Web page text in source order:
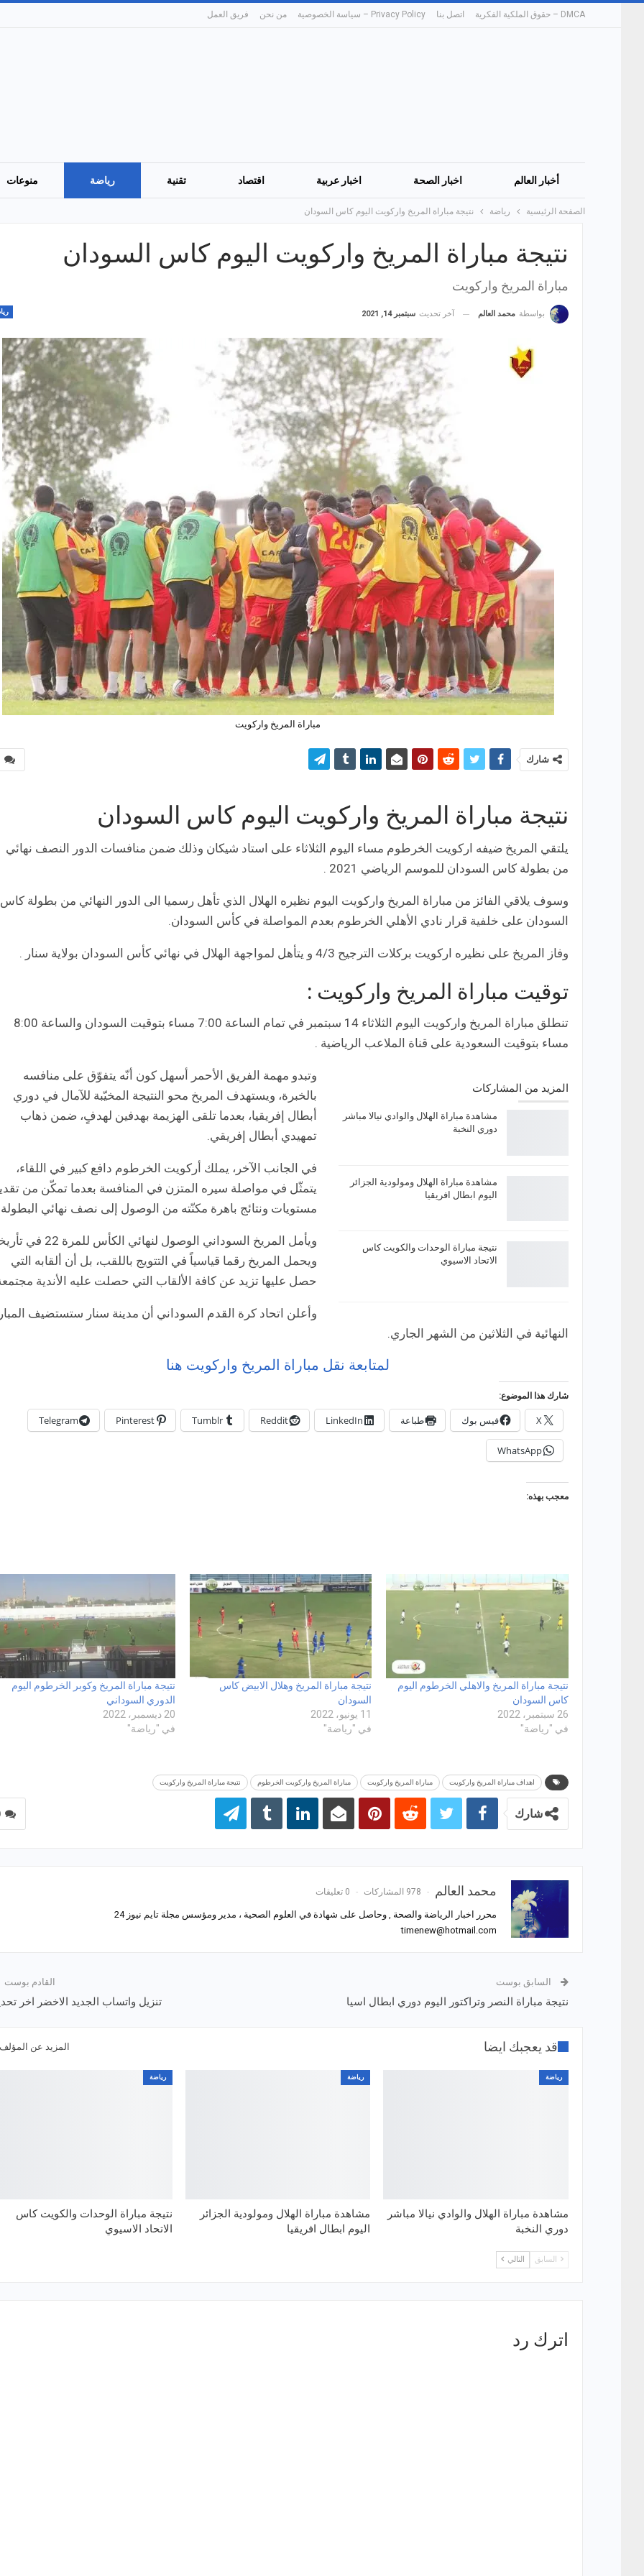
DMCA – حقوق الملكية الفكرية اتصل بنا Privacy Policy – سياسة الخصوصية من نحن فريق العمل
أخبار العالم اخبار الصحة اخبار عربية اقتصاد تقنية رياضة منوعات
الصفحة الرئيسية رياضة نتيجة مباراة المريخ واركويت اليوم كاس السودان
نتيجة مباراة المريخ واركويت اليوم كاس السودان
مباراة المريخ واركويت
بواسطة محمد العالم آخر تحديث سبتمبر 14, 2021
مباراة المريخ واركويت
شارك
نتيجة مباراة المريخ واركويت اليوم كاس السودان
يلتقي المريخ ضيفه اركويت الخرطوم مساء اليوم الثلاثاء على استاد شيكان وذلك ضمن منافسات الدور النصف نهائي
من بطولة كاس السودان للموسم الرياضي 2021 .
وسوف يلاقي الفائز من مباراة المريخ واركويت اليوم نظيره الهلال الذي تأهل رسميا الى الدور النهائي من بطولة كاس
السودان على خلفية قرار نادي الأهلي الخرطوم بعدم المواصلة في كأس السودان.
وفاز المريخ على نظيره اركويت بركلات الترجيح 4/3 و يتأهل لمواجهة الهلال في نهائي كأس السودان بولاية سنار .
توقيت مباراة المريخ واركويت :
تنطلق مباراة المريخ واركويت اليوم الثلاثاء 14 سبتمبر في تمام الساعة 7:00 مساء بتوقيت السودان والساعة 8:00
مساء بتوقيت السعودية على قناة الملاعب الرياضية .
المزيد من المشاركات
مشاهدة مباراة الهلال والوادي نيالا مباشر
دوري النخبة
مشاهدة مباراة الهلال ومولودية الجزائر
اليوم ابطال افريقيا
نتيجة مباراة الوحدات والكويت كاس
الاتحاد الاسيوي
وتبدو مهمة الفريق الأحمر أسهل كون أنّه يتفوّق على منافسه
بالخبرة، ويستهدف المريخ محو النتيجة المخيّبة للآمال في دوري
أبطال إفريقيا، بعدما تلقى الهزيمة بهدفين لهدفٍ، ضمن ذهاب
تمهيدي أبطال إفريقي.
في الجانب الآخر، يملك أركويت الخرطوم دافع كبير في اللقاء،
يتمثّل في مواصلة سيره المتزن في المنافسة بعدما تمكّن من
مستويات ونتائج باهرة مكنّته من الوصول إلى نصف نهائي
ويأمل المريخ السوداني الوصول لنهائي الكأس
ويحمل المريخ رقما قياسياً في التتويج باللقب، بل أن ألقابه التي
حصل عليها تزيد عن كافة الألقاب التي حصلت عليه الأندية
وأعلن اتحاد كرة القدم السوداني أن مدينة سنار ستستضيف
النهائية في الثلاثين من الشهر الجاري.
لمتابعة نقل مباراة المريخ واركويت هنا
شارك هذا الموضوع:
X فيس بوك طباعة LinkedIn
Reddit
Tumblr
Pinterest
Telegram
WhatsApp
معجب بهذه:
نتيجة مباراة المريخ والاهلي الخرطوم اليوم
كاس السودان
26 سبتمبر، 2022
في "رياضة"
نتيجة مباراة المريخ وهلال الابيض كاس
السودان
11 يونيو، 2022
في "رياضة"
نتيجة مباراة المريخ وكوبر الخرطوم اليوم
الدوري السوداني
20 ديسمبر، 2022
في "رياضة"
اهداف مباراة المريخ واركويت مباراة المريخ واركويت مباراة المريخ واركويت الخرطوم نتيجة مباراة المريخ واركويت
شارك
محمد العالم 978 المشاركات 0 تعليقات
محرر اخبار الرياضة والصحة , وحاصل على شهادة في العلوم الصحية ، مدير ومؤسس مجلة تايم نيوز 24
timenew@hotmail.com
السابق بوست
نتيجة مباراة النصر وتراكتور اليوم دوري ابطال اسيا
القادم بوست
تنزيل واتساب الجديد الاخضر اخر
قد يعجبك ايضا المزيد عن المؤلف
رياضة
مشاهدة مباراة الهلال والوادي نيالا مباشر
دوري النخبة
رياضة
مشاهدة مباراة الهلال ومولودية الجزائر
اليوم ابطال افريقيا
رياضة
نتيجة مباراة الوحدات والكويت كاس
الاتحاد الاسيوي
السابق التالي
اترك رد